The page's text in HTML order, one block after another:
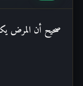
صحيح أن المرض